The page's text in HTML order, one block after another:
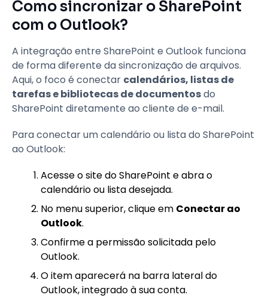
Como sincronizar o SharePoint
com o Outlook?
A integração entre SharePoint e Outlook funciona
de forma diferente da sincronização de arquivos.
Aqui, o foco é conectar calendários, listas de
tarefas e bibliotecas de documentosdo
SharePoint diretamente ao cliente de e-mail.
Para conectar um calendário ou lista do SharePoint
ao Outlook:
Acesse o site do SharePoint e abra o
calendário ou lista desejada.
No menu superior, clique em Conectar ao
Outlook.
Confirme a permissão solicitada pelo
Outlook.
O item aparecerá na barra lateral do
Outlook, integrado à sua conta.